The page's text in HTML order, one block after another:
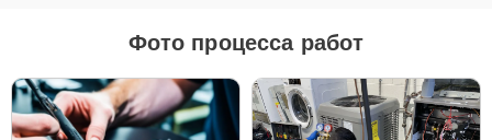
Как определиться с выбором запчастей:
Если устройство свежей модели и есть планы на
активное использование устройства дольше
года, рекомендуется выбор оригинальных
Фото процесса работ